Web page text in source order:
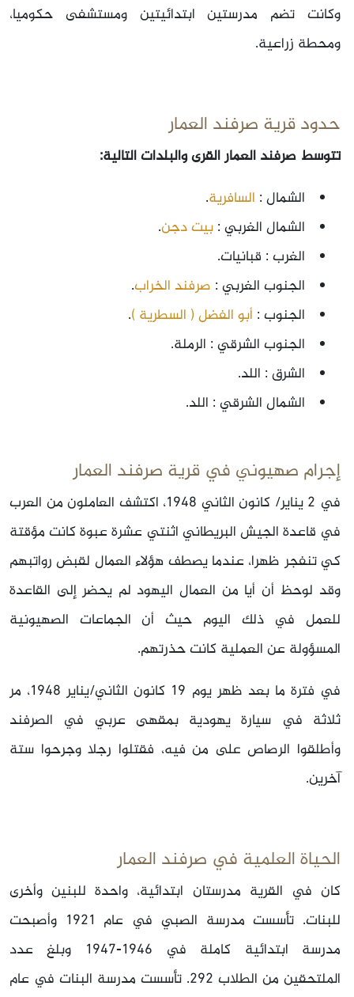
وكانت تضم مدرستين ابتدائيتين ومستشفى حكوميا،
ومحطة زراعية.
حدود قرية صرفند العمار
تتوسط صرفند العمار القرى والبلدات التالية:
الشمال : السافرية.
الشمال الغربي : بيت دجن.
الغرب : قبانيات.
الجنوب الغربي : صرفند الخراب.
الجنوب : أبو الفضل ( السطرية ).
الجنوب الشرقي : الرملة.
الشرق : اللد.
الشمال الشرقي : اللد.
إجرام صهيوني في قرية صرفند العمار
في 2 يناير/ كانون الثاني 1948، اكتشف العاملون من العرب
في قاعدة الجيش البريطاني اثنتي عشرة عبوة كانت مؤقتة
كي تنفجر ظهرا، عندما يصطف هؤلاء العمال لقبض رواتبهم
وقد لوحظ أن أيا من العمال اليهود لم يحضر إلى القاعدة
للعمل في ذلك اليوم حيث أن الجماعات الصهيونية
المسؤولة عن العملية كانت حذرتهم.
في فترة ما بعد ظهر يوم 19 كانون الثاني/يناير 1948، مر
ثلاثة في سيارة يهودية بمقهى عربي في الصرفند
وأطلقوا الرصاص على من فيه، فقتلوا رجلا وجرحوا ستة
آخرين.
الحياة العلمية في صرفند العمار
كان في القرية مدرستان ابتدائية، واحدة للبنين وأخرى
للبنات. تأسست مدرسة الصبي في عام 1921 وأصبحت
مدرسة ابتدائية كاملة في 1946-1947 وبلغ عدد
الملتحقين من الطلاب 292. تأسست مدرسة البنات في عام